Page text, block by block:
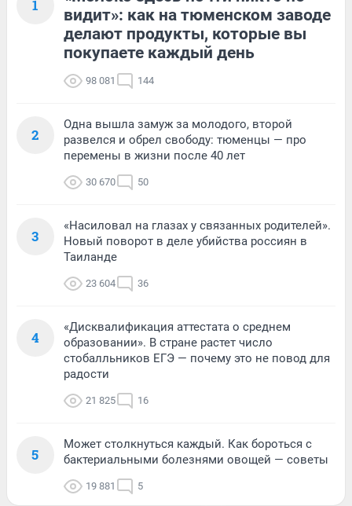
1
видит»: как на тюменском заводе
делают продукты, которые вы
покупаете каждый день
98 081 144
2
Одна вышла замуж за молодого, второй
развелся и обрел свободу: тюменцы — про
перемены в жизни после 40 лет
30 670 50
3
«Насиловал на глазах у связанных родителей».
Новый поворот в деле убийства россиян в
Таиланде
23 604 36
4
«Дисквалификация аттестата о среднем
образовании». В стране растет число
стобалльников ЕГЭ — почему это не повод для
радости
21 825 16
5
Может столкнуться каждый. Как бороться с
бактериальными болезнями овощей — советы
19 881 5